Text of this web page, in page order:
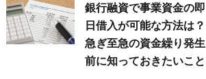
銀行融資で事業資金の即
日借入が可能な方法は？
急ぎ至急の資金繰り発生
前に知っておきたいこと